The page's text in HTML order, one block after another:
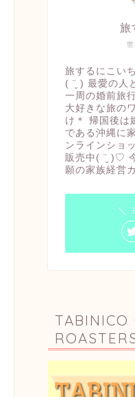
旅
旅するにこい
( ¨̮ ) 最愛の人
一周の婚前旅
大好きな旅の
け＊ 帰国後は
である沖縄に
ンラインショ
販売中( ¨̮ )♡
願の家族経営
＼
TABINICO